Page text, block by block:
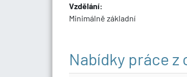
Vzdělání:
Minimálně základní
Nabídky práce z